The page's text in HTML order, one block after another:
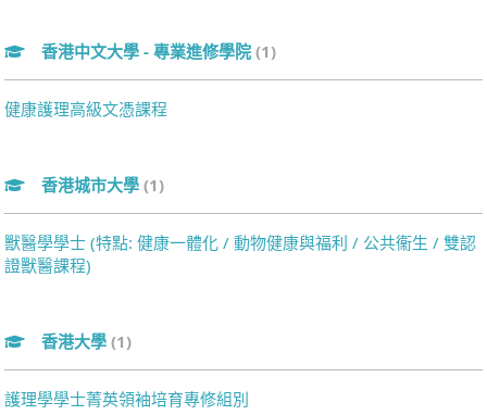
香港中文大學 - 專業進修學院 (1)
健康護理高級文憑課程
香港城市大學 (1)
獸醫學學士 (特點: 健康一體化 / 動物健康與福利 / 公共衞生 / 雙認
證獸醫課程)
香港大學 (1)
護理學學士菁英領袖培育專修組別